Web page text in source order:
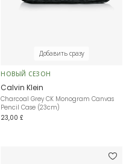
Добавить сразу
НОВЫЙ СЕЗОН
Calvin Klein
Charcoal Grey CK Monogram Canvas
Pencil Case (23cm)
23,00 £